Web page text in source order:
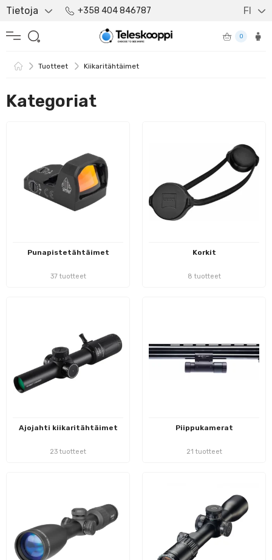
Tietoja +358 404 846787 FI
0
Tuotteet Kiikaritähtäimet
Kategoriat
Punapistetähtäimet
37 tuotteet
Korkit
8 tuotteet
Ajojahti kiikaritähtäimet
23 tuotteet
Piippukamerat
21 tuotteet